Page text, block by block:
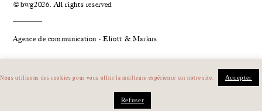
©bwg2026. All rights reserved
Agence de communication - Eliott & Markus
Plan du site Linkedin
Nous utilisons des cookies pour vous offrir la meilleure expérience sur notre site. Accepter
Refuser